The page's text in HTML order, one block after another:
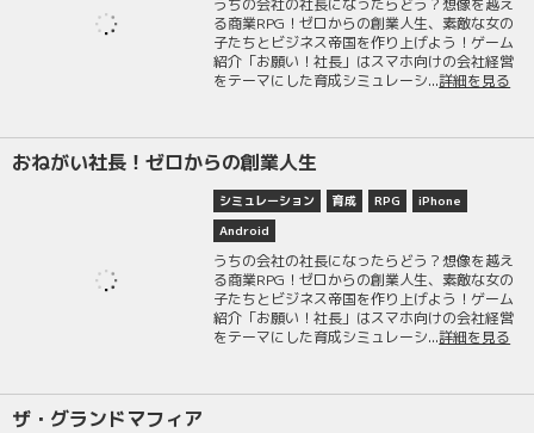
る商業RPG！ゼロからの創業人生、素敵な女の
子たちとビジネス帝国を作り上げよう！ゲーム
紹介「お願い！社長」はスマホ向けの会社経営
をテーマにした育成シミュレーシ...詳細を見る
おねがい社長！ゼロからの創業人生
シミュレーション 育成 RPG
iPhone
Android
うちの会社の社長になったらどう？想像を越え
る商業RPG！ゼロからの創業人生、素敵な女の
子たちとビジネス帝国を作り上げよう！ゲーム
紹介「お願い！社長」はスマホ向けの会社経営
をテーマにした育成シミュレーシ...詳細を見る
ザ・グランドマフィア